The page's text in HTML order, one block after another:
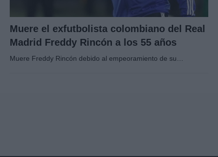
Muere el exfutbolista colombiano del Real
Madrid Freddy Rincón a los 55 años
Muere Freddy Rincón debido al empeoramiento de su…